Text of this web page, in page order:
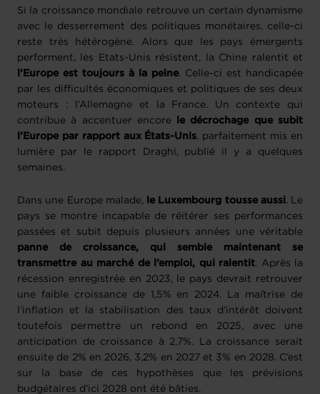
Si la croissance mondiale retrouve un certain dynamisme
avec le desserrement des politiques monétaires, celle-ci
reste très hétérogène. Alors que les pays émergents
performent, les Etats-Unis résistent, la Chine ralentit et
l’Europe est toujours à la peine. Celle-ci est handicapée
par les difficultés économiques et politiques de ses deux
moteurs : l’Allemagne et la France. Un contexte qui
contribue à accentuer encore
le décrochage que subit
l’Europe par rapport aux États-Unis, parfaitement mis en
lumière par le rapport Draghi, publié il y a quelques
semaines.
Dans une Europe malade, le Luxembourg tousse aussi. Le
pays se montre incapable de réitérer ses performances
passées et subit depuis plusieurs années une véritable
panne de croissance, qui semble maintenant se
transmettre au marché de l’emploi, qui ralentit. Après la
récession enregistrée en 2023, le pays devrait retrouver
une faible croissance de 1,5% en 2024. La maîtrise de
l’inflation et la stabilisation des taux d’intérêt doivent
toutefois permettre un rebond en 2025, avec une
anticipation de croissance à 2,7%. La croissance serait
ensuite de 2% en 2026, 3,2% en 2027 et 3% en 2028. C’est
sur la base de ces hypothèses que les prévisions
budgétaires d’ici 2028 ont été bâties.